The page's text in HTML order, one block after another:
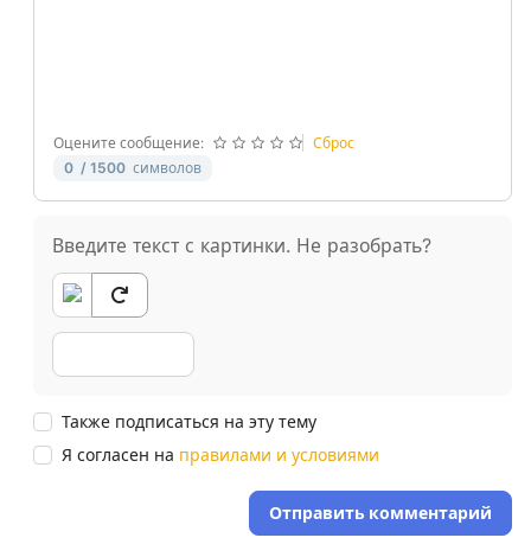
Оцените сообщение:
Сброс
0 / 1500 символов
Введите текст с картинки. Не разобрать?
Также подписаться на эту тему
Я согласен на правилами и условиями
Отправить комментарий